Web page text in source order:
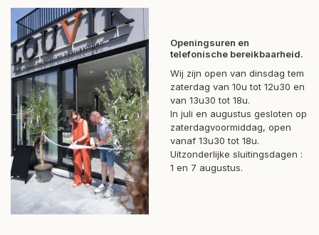
Openingsuren en
telefonische bereikbaarheid.
Wij zijn open van dinsdag tem
zaterdag van 10u tot 12u30 en
van 13u30 tot 18u.
In juli en augustus gesloten op
zaterdagvoormiddag, open
vanaf 13u30 tot 18u.
Uitzonderlijke sluitingsdagen :
1 en 7 augustus.